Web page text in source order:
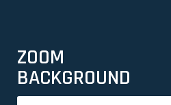
ZOOM
BACKGROUND